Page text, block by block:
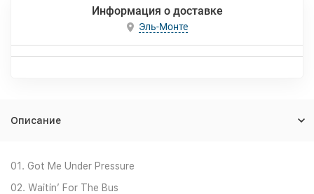
Информация о доставке
Эль-Монте
Описание
01. Got Me Under Pressure
02. Waitin’ For The Bus